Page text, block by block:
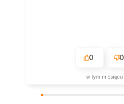
0 0
w tym miesiącu